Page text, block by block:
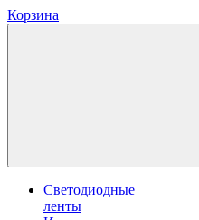
Корзина
Светодиодные
ленты